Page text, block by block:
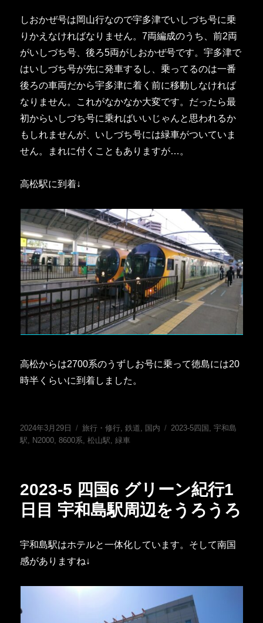
しおかぜ号は岡山行なので宇多津でいしづち号に乗
りかえなければなりません。7両編成のうち、前2両
がいしづち号、後ろ5両がしおかぜ号です。宇多津で
はいしづち号が先に発車するし、乗ってるのは一番
後ろの車両だから宇多津に着く前に移動しなければ
なりません。これがなかなか大変です。だったら最
初からいしづち号に乗ればいいじゃんと思われるか
もしれませんが、いしづち号には緑車がついていま
せん。まれに付くこともありますが…。
高松駅に到着↓
高松からは2700系のうずしお号に乗って徳島には20
時半くらいに到着しました。
投
稿
2024年3月29日
カ
テ
旅行・修行,鉄道, 国内
タ
2023-5四国 ,宇和島
駅, N2000,8600系,松山駅,緑車
2023-5 四国6 グリーン紀行1
日目 宇和島駅周辺をうろうろ
宇和島駅はホテルと一体化しています。そして南国
感がありますね↓